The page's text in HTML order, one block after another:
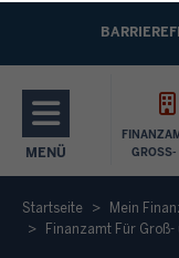
MENÜ
NAVIGATION
GROSS-
Startseite
Mein
Finanzamt Für